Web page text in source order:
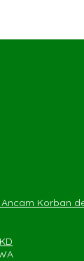
Korban